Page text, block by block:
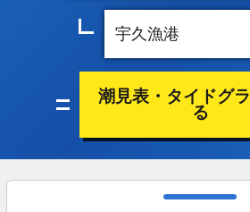
潮見表・タイドグ
る